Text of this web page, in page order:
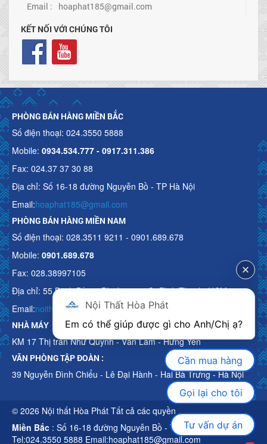
Email : hoaphat185@gmail.com
KẾT NỐI VỚI CHÚNG TÔI
PHÒNG BÁN HÀNG MIỀN BẮC
Số điện thoại: 024.3550 5888
Mobile: 0934.534.777 - 0917.311.386
Fax: 024.37 37 30 88
Địa chỉ: Số 16-18 đường Nguyễn Bồ - TP Hà Nội
Email:hoaphat185@gmail.com
PHÒNG BÁN HÀNG MIỀN NAM
Số điện thoại: 028.3511 9211 - 0901.689.678
Mobile: 0901.689.678
Fax: 028.38997105
Địa chỉ: 55 Bạch Đằng, Phường 15, Q. Bình Thạnh, HCM
Email:noithathoaphattot@gmail.com
NHÀ MÁY
KM 17 Thị trấn Như Quỳnh - Văn Lâm - Hưng Yên
VĂN PHÒNG TẬP ĐOÀN :
39 Nguyễn Đình Chiểu - Lê Đại Hành - Hai Bà Trưng - Hà Nội
© 2026 Nội thất Hòa Phát Tất cả các quyền
Miền Bắc : Số 16-18 đường Nguyễn Bồ - TP Hà Nội
Tel:024.3550 5888 Email:hoaphat185@gmail.com
Nội Thất Hòa Phát
Cần mua hàng
Gọi lại cho tôi
Tư vấn dự án